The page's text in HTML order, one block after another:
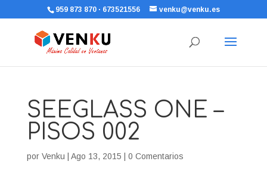
959 873 870 · 673521556 venku@venku.es
SEEGLASS ONE –
PISOS 002
por Venku Ago 13, 2015 0 Comentarios